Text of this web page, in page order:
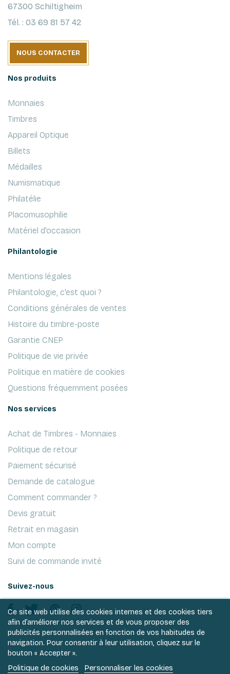
67300 Schiltigheim
Tél. : 03 69 81 57 42
NOUS CONTACTER
Nos produits
Monnaies
Timbres
Appareil Optique
Billets
Médailles
Numismatique
Philatélie
Placomusophilie
Matériel d'occasion
Philantologie
Mentions légales
Philantologie, c'est quoi ?
Conditions générales de ventes
Histoire du timbre-poste
Garantie CNEP
Politique de vie privée
Politique en matière de cookies
Questions fréquemment posées
Nos services
Achat de Timbres - Monnaies
Politique de retour
Paiement sécurisé
Demande de catalogue
Comment commander ?
Devis gratuit
Retrait en magasin
Mon compte
Suivi de commande invité
Suivez-nous
Ce site web utilise des cookies internes et des cookies tiers
afin d’améliorer nos services et de vous proposer des
publicités personnalisées en fonction de vos habitudes de
navigation. Pour consentir à leur utilisation, cliquez sur le
bouton « Accepter ».
Politique de cookies Personnaliser les cookies